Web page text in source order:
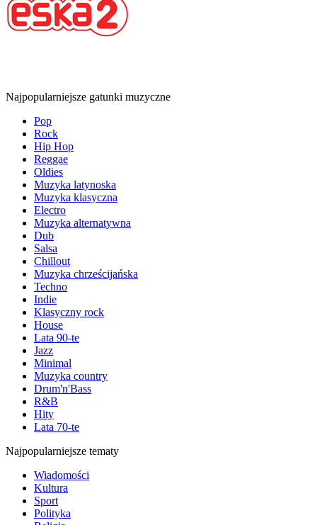
Najpopularniejsze gatunki muzyczne
Pop
Rock
Hip Hop
Reggae
Oldies
Muzyka latynoska
Muzyka klasyczna
Electro
Muzyka alternatywna
Dub
Salsa
Chillout
Muzyka chrześcijańska
Techno
Indie
Klasyczny rock
House
Lata 90-te
Jazz
Minimal
Muzyka country
Drum'n'Bass
R&B
Hity
Lata 70-te
Najpopularniejsze tematy
Wiadomości
Kultura
Sport
Polityka